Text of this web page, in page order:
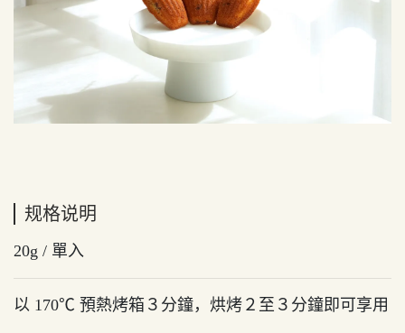
规格说明
20g / 單入
以 170℃ 預熱烤箱３分鐘，烘烤２至３分鐘即可享用